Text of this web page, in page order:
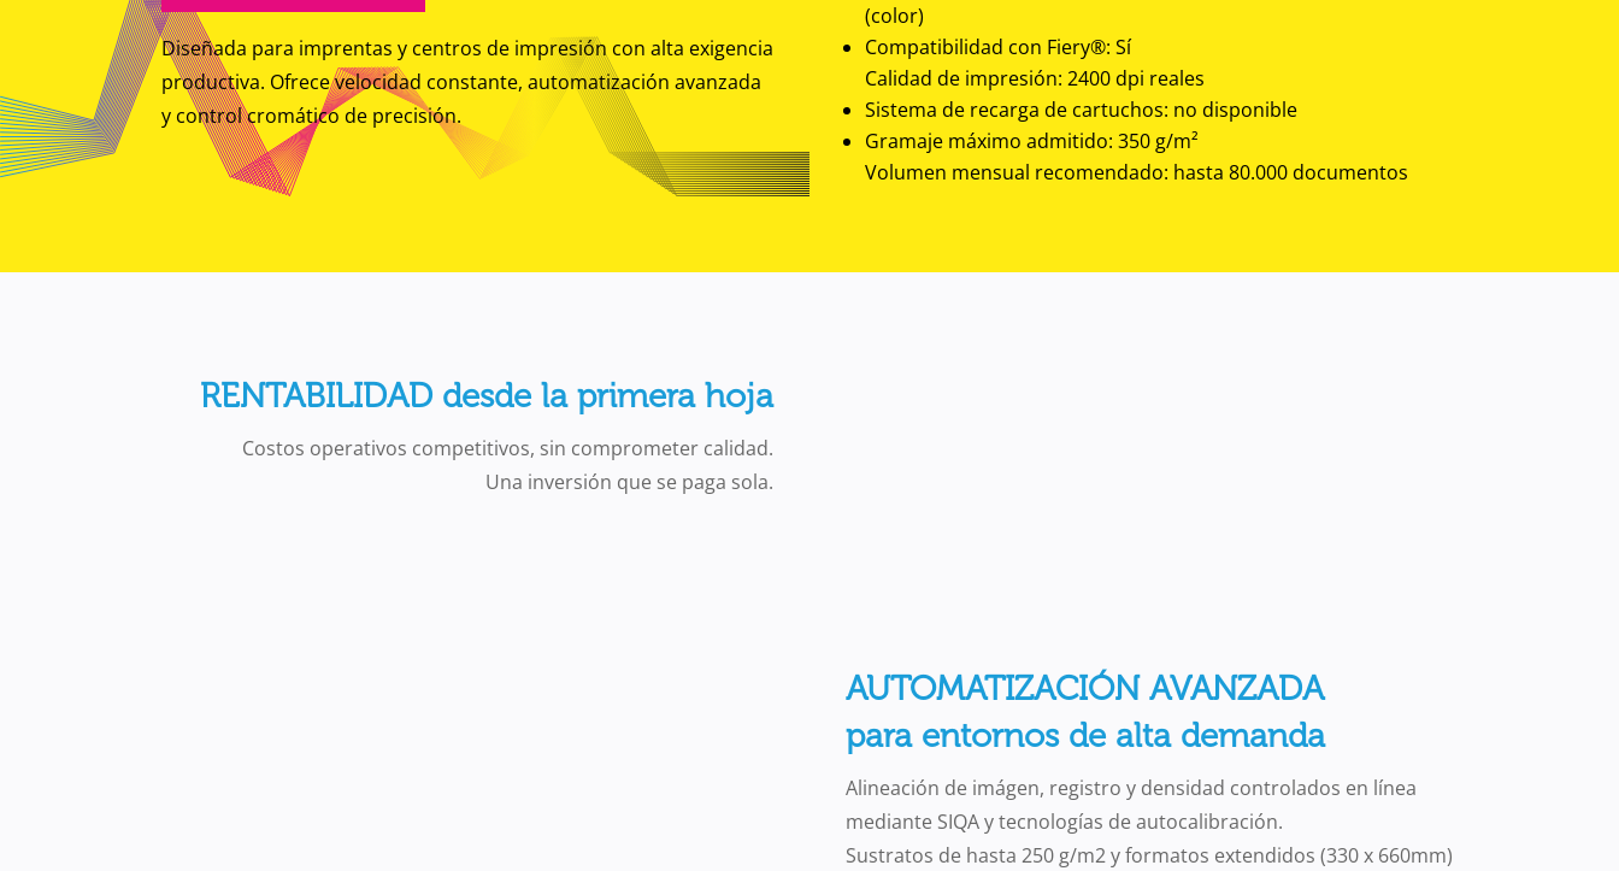
Diseñada para imprentas y centros de impresión con alta exigencia
productiva. Ofrece velocidad constante, automatización avanzada
y control cromático de precisión.
(color)
Compatibilidad con Fiery®: Sí
Calidad de impresión: 2400 dpi reales
Sistema de recarga de cartuchos: no disponible
Gramaje máximo admitido: 350 g/m²
Volumen mensual recomendado: hasta 80.000 documentos
RENTABILIDAD desde la primera hoja
Costos operativos competitivos, sin comprometer calidad.
Una inversión que se paga sola.
AUTOMATIZACIÓN AVANZADA
para entornos de alta demanda
Alineación de imágen, registro y densidad controlados en línea
mediante SIQA y tecnologías de autocalibración.
Sustratos de hasta 250 g/m2 y formatos extendidos (330 x 660mm)